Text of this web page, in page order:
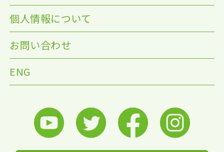
個人情報について
お問い合わせ
ENG